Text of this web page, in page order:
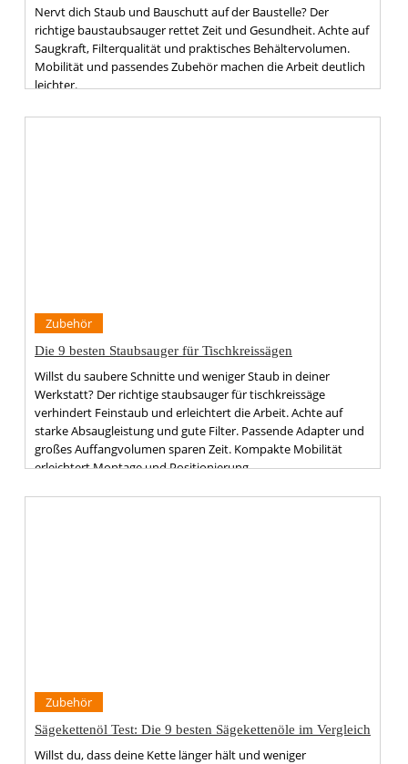
Nervt dich Staub und Bauschutt auf der Baustelle? Der
richtige baustaubsauger rettet Zeit und Gesundheit. Achte auf
Saugkraft, Filterqualität und praktisches Behältervolumen.
Mobilität und passendes Zubehör machen die Arbeit deutlich
leichter.
Zubehör
Die 9 besten Staubsauger für Tischkreissägen
Willst du saubere Schnitte und weniger Staub in deiner
Werkstatt? Der richtige staubsauger für tischkreissäge
verhindert Feinstaub und erleichtert die Arbeit. Achte auf
starke Absaugleistung und gute Filter. Passende Adapter und
großes Auffangvolumen sparen Zeit. Kompakte Mobilität
erleichtert Montage und Positionierung.
Zubehör
Sägekettenöl Test: Die 9 besten Sägekettenöle im Vergleich
Willst du, dass deine Kette länger hält und weniger